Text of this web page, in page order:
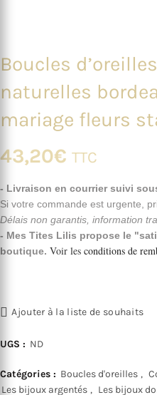
Boucles
naturelles
mariage fleurs
43,20€ TTC
- Livraison en courrier suivi
Si votre commande est urgente,
Délais non garantis, information
- Mes Tites Lilis propose le
boutique. Voir les conditions de
Ajouter à la liste de souhaits
UGS : ND
Catégories : Boucles d'oreilles ,
Les bijoux argentés , Les bijoux